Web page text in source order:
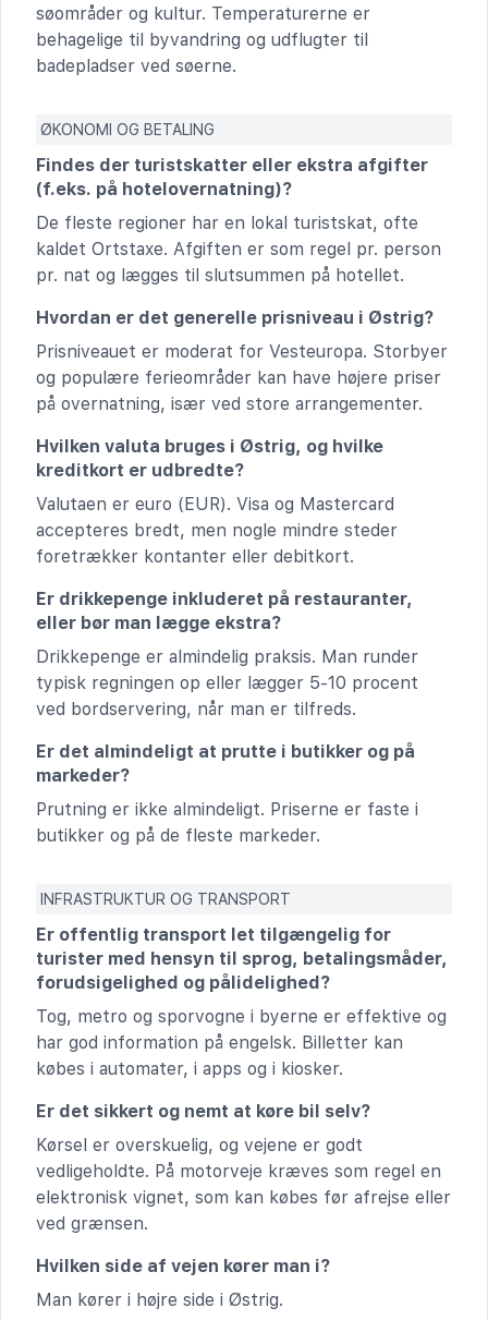
søområder og kultur. Temperaturerne er
behagelige til byvandring og udflugter til
badepladser ved søerne.
ØKONOMI OG BETALING
Findes der turistskatter eller ekstra afgifter
(f.eks. på hotelovernatning)?
De fleste regioner har en lokal turistskat, ofte
kaldet Ortstaxe. Afgiften er som regel pr. person
pr. nat og lægges til slutsummen på hotellet.
Hvordan er det generelle prisniveau i Østrig?
Prisniveauet er moderat for Vesteuropa. Storbyer
og populære ferieområder kan have højere priser
på overnatning, især ved store arrangementer.
Hvilken valuta bruges i Østrig, og hvilke
kreditkort er udbredte?
Valutaen er euro (EUR). Visa og Mastercard
accepteres bredt, men nogle mindre steder
foretrækker kontanter eller debitkort.
Er drikkepenge inkluderet på restauranter,
eller bør man lægge ekstra?
Drikkepenge er almindelig praksis. Man runder
typisk regningen op eller lægger 5-10 procent
ved bordservering, når man er tilfreds.
Er det almindeligt at prutte i butikker og på
markeder?
Prutning er ikke almindeligt. Priserne er faste i
butikker og på de fleste markeder.
INFRASTRUKTUR OG TRANSPORT
Er offentlig transport let tilgængelig for
turister med hensyn til sprog, betalingsmåder,
forudsigelighed og pålidelighed?
Tog, metro og sporvogne i byerne er effektive og
har god information på engelsk. Billetter kan
købes i automater, i apps og i kiosker.
Er det sikkert og nemt at køre bil selv?
Kørsel er overskuelig, og vejene er godt
vedligeholdte. På motorveje kræves som regel en
elektronisk vignet, som kan købes før afrejse eller
ved grænsen.
Hvilken side af vejen kører man i?
Man kører i højre side i Østrig.